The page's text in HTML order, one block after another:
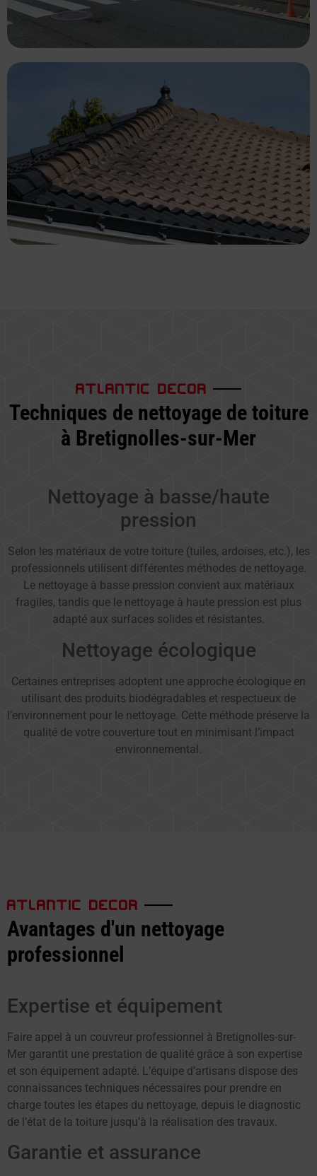
ATLANTIC DECOR
Techniques de nettoyage de toiture
à Bretignolles-sur-Mer
Nettoyage à basse/haute
pression
Selon les matériaux de votre toiture (tuiles, ardoises, etc.), les
professionnels utilisent différentes méthodes de nettoyage.
Le nettoyage à basse pression convient aux matériaux
fragiles, tandis que le nettoyage à haute pression est plus
adapté aux surfaces solides et résistantes.
Nettoyage écologique
Certaines entreprises adoptent une approche écologique en
utilisant des produits biodégradables et respectueux de
l’environnement pour le nettoyage. Cette méthode préserve la
qualité de votre couverture tout en minimisant l’impact
environnemental.
ATLANTIC DECOR
Avantages d'un nettoyage
professionnel
Expertise et équipement
Faire appel à un couvreur professionnel à Bretignolles-sur-
Mer garantit une prestation de qualité grâce à son expertise
et son équipement adapté. L’équipe d’artisans dispose des
connaissances techniques nécessaires pour prendre en
charge toutes les étapes du nettoyage, depuis le diagnostic
de l’état de la toiture jusqu’à la réalisation des travaux.
Garantie et assurance